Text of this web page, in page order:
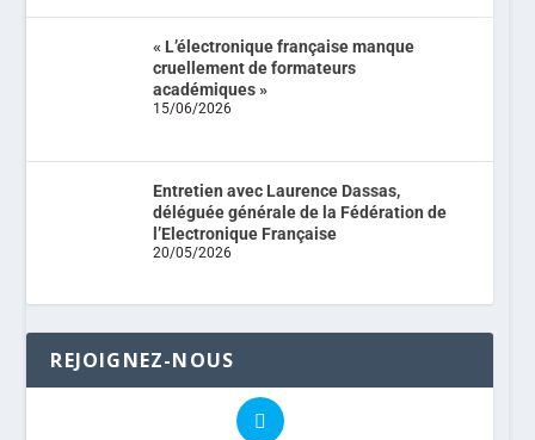
« L’électronique française manque
cruellement de formateurs
académiques »
15/06/2026
Entretien avec Laurence Dassas,
déléguée générale de la Fédération de
l’Electronique Française
20/05/2026
REJOIGNEZ-NOUS